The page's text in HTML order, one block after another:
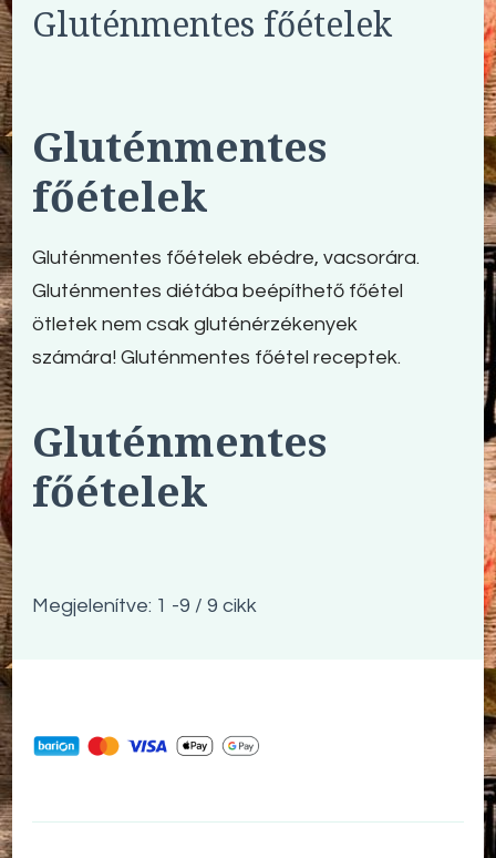
Gluténmentes főételek
Gluténmentes
főételek
Gluténmentes főételek ebédre, vacsorára.
Gluténmentes diétába beépíthető főétel
ötletek nem csak gluténérzékenyek
számára! Gluténmentes főétel receptek.
Gluténmentes
főételek
Megjelenítve: 1 -9 / 9 cikk